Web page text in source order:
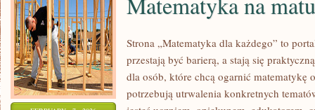
Strona „Matematyka dla każdego” to
przestają być barierą, a stają się
dla osób, które chcą ogarnić matematykę
potrzebują utrwalenia konkretnych